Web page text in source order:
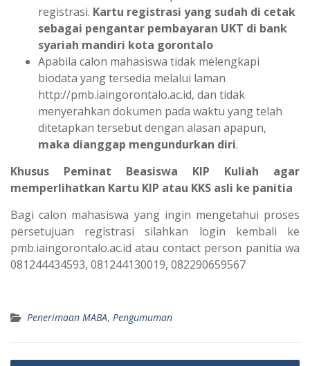
registrasi. Kartu registrasi yang sudah di cetak
sebagai pengantar pembayaran UKT di bank
syariah mandiri kota gorontalo
Apabila calon mahasiswa tidak melengkapi
biodata yang tersedia melalui laman
http://pmb.iaingorontalo.ac.id, dan tidak
menyerahkan dokumen pada waktu yang telah
ditetapkan tersebut dengan alasan apapun,
maka dianggap mengundurkan diri.
Khusus Peminat Beasiswa KIP Kuliah agar
memperlihatkan Kartu KIP atau KKS asli ke panitia
Bagi calon mahasiswa yang ingin mengetahui proses
persetujuan registrasi silahkan login kembali ke
pmb.iaingorontalo.ac.id atau contact person panitia wa
081244434593, 081244130019, 082290659567
Penerimaan MABA, Pengumuman
Post